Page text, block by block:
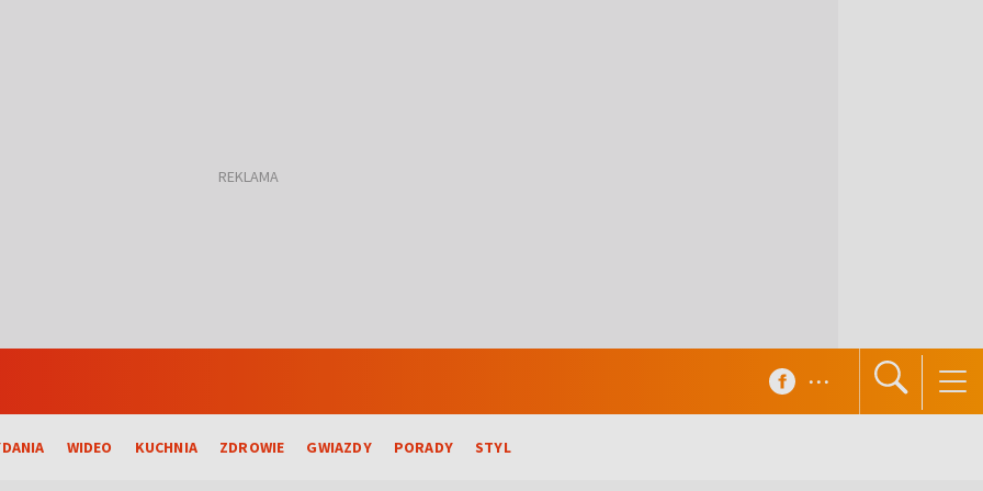
WIDEO KUCHNIA ZDROWIE GWIAZDY PORADY STYL
...